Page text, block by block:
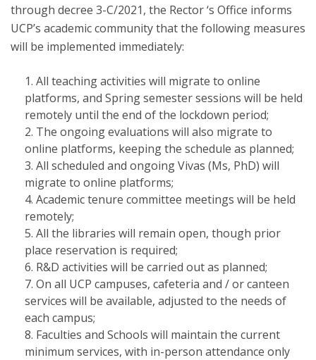
through decree 3-C/2021, the Rector ‘s Office informs
UCP’s academic community that the following measures
will be implemented immediately:
All teaching activities will migrate to online
platforms, and Spring semester sessions will be held
remotely until the end of the lockdown period;
The ongoing evaluations will also migrate to
online platforms, keeping the schedule as planned;
All scheduled and ongoing Vivas (Ms, PhD) will
migrate to online platforms;
Academic tenure committee meetings will be held
remotely;
All the libraries will remain open, though prior
place reservation is required;
R&D activities will be carried out as planned;
On all UCP campuses, cafeteria and / or canteen
services will be available, adjusted to the needs of
each campus;
Faculties and Schools will maintain the current
minimum services, with in-person attendance only